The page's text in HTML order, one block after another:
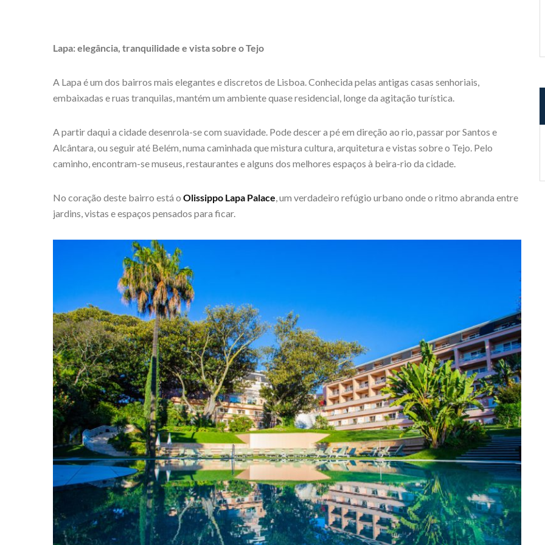
Lapa: elegância, tranquilidade e vista sobre o Tejo
A Lapa é um dos bairros mais elegantes e discretos de Lisboa. Conhecida pelas antigas casas senhoriais,
embaixadas e ruas tranquilas, mantém um ambiente quase residencial, longe da agitação turística.
A partir daqui a cidade desenrola-se com suavidade. Pode descer a pé em direção ao rio, passar por Santos e
Alcântara, ou seguir até Belém, numa caminhada que mistura cultura, arquitetura e vistas sobre o Tejo. Pelo
caminho, encontram-se museus, restaurantes e alguns dos melhores espaços à beira-rio da cidade.
No coração deste bairro está o Olissippo Lapa Palace , um verdadeiro refúgio urbano onde o ritmo abranda entre
jardins, vistas e espaços pensados para ficar.